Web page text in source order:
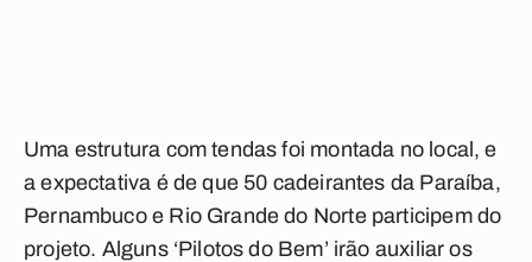
Uma estrutura com tendas foi montada no local, e
a expectativa é de que 50 cadeirantes da Paraíba,
Pernambuco e Rio Grande do Norte participem do
projeto. Alguns ‘Pilotos do Bem’ irão auxiliar os